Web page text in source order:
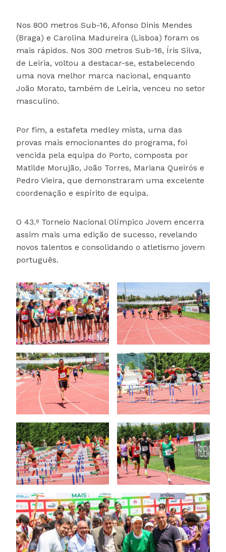
Nos 800 metros Sub-16, Afonso Dinis Mendes
(Braga) e Carolina Madureira (Lisboa) foram os
mais rápidos. Nos 300 metros Sub-16, Íris Silva,
de Leiria, voltou a destacar-se, estabelecendo
uma nova melhor marca nacional, enquanto
João Morato, também de Leiria, venceu no setor
masculino.
Por fim, a estafeta medley mista, uma das
provas mais emocionantes do programa, foi
vencida pela equipa do Porto, composta por
Matilde Morujão, João Torres, Mariana Queirós e
Pedro Vieira, que demonstraram uma excelente
coordenação e espírito de equipa.
O 43.º Torneio Nacional Olímpico Jovem encerra
assim mais uma edição de sucesso, revelando
novos talentos e consolidando o atletismo jovem
português.